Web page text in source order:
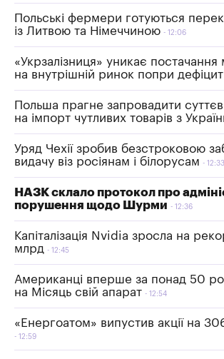
Польські фермери готуються
із Литвою та Німеччиною
12:06
«Укрзалізниця» уникає постачання
на внутрішній ринок попри дефіцит
Польша прагне запровадити
на імпорт чутливих товарів з
Уряд Чехії зробив безстроковою
видачу віз росіянам і білорусам
12:33
НАЗК склало протокол про
порушення щодо Шурми
12:36
Капіталізація Nvidia зросла на
млрд
12:45
Американці вперше за понад 50
на Місяць свій апарат
12:54
«Енергоатом» випустив акції на
12:59